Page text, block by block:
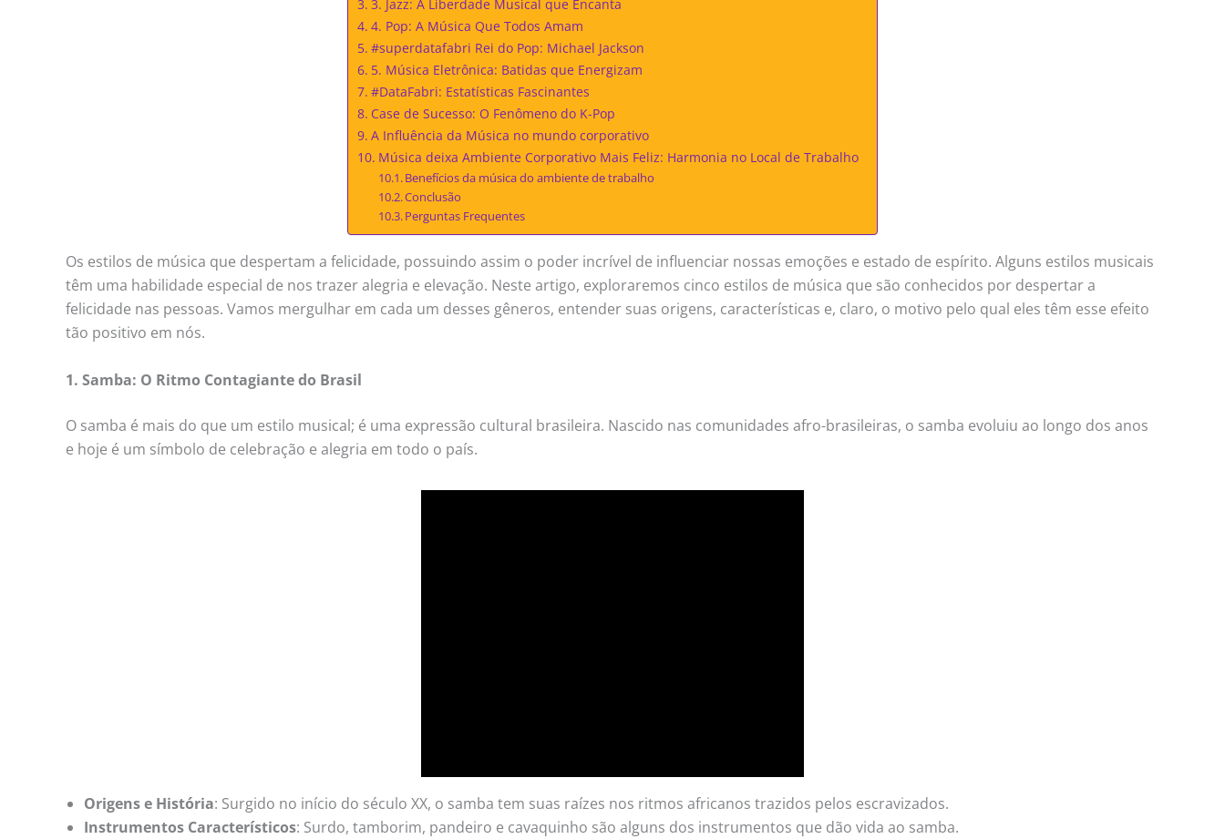
3. Jazz: A Liberdade Musical que Encanta
4. Pop: A Música Que Todos Amam
#superdatafabri Rei do Pop: Michael Jackson
5. Música Eletrônica: Batidas que Energizam
#DataFabri: Estatísticas Fascinantes
Case de Sucesso: O Fenômeno do K-Pop
A Influência da Música no mundo corporativo
Música deixa Ambiente Corporativo Mais Feliz: Harmonia no Local de Trabalho
Benefícios da música do ambiente de trabalho
Conclusão
Perguntas Frequentes
Os estilos de música que despertam a felicidade, possuindo assim o poder incrível de influenciar nossas emoções e estado de espírito. Alguns estilos musicais
têm uma habilidade especial de nos trazer alegria e elevação. Neste artigo, exploraremos cinco estilos de música que são conhecidos por despertar a
felicidade nas pessoas. Vamos mergulhar em cada um desses gêneros, entender suas origens, características e, claro, o motivo pelo qual eles têm esse efeito
tão positivo em nós.
1. Samba: O Ritmo Contagiante do Brasil
O samba é mais do que um estilo musical; é uma expressão cultural brasileira. Nascido nas comunidades afro-brasileiras, o samba evoluiu ao longo dos anos
e hoje é um símbolo de celebração e alegria em todo o país.
Origens e História: Surgido no início do século XX, o samba tem suas raízes nos ritmos africanos trazidos pelos escravizados.
Instrumentos Característicos: Surdo, tamborim, pandeiro e cavaquinho são alguns dos instrumentos que dão vida ao samba.